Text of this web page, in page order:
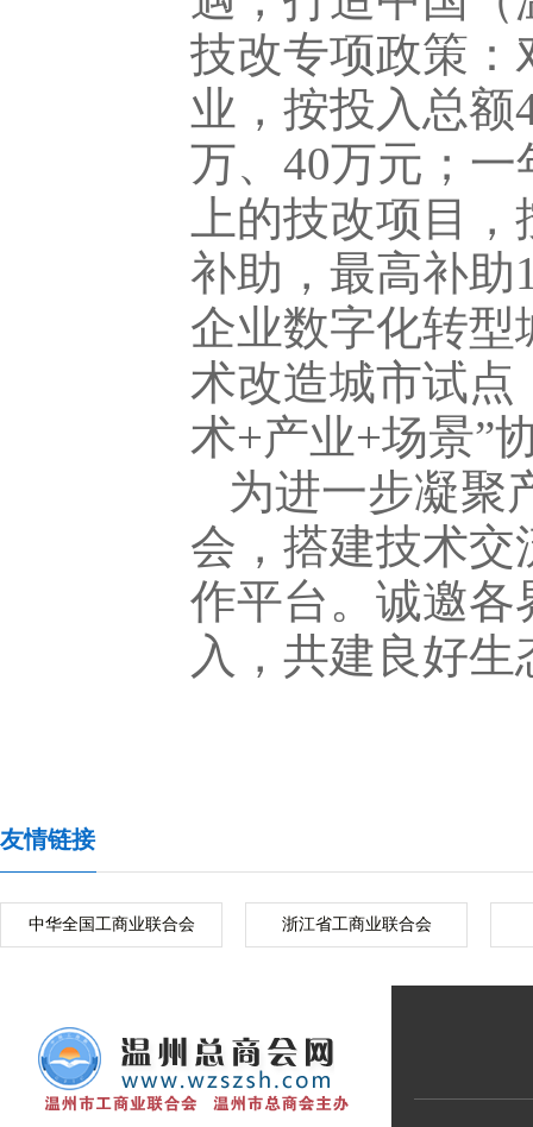
技改专项政策：
业，按投入总额
万、40万元；
上的技改项目
补助，最高补助
企业数字化转
术改造城市试点
术+产业+场景”
为进一步凝聚
会，搭建技术
作平台。诚邀各
入，共建良好生
友情链接
中华全国工商业联合会 浙江省工商业联合会